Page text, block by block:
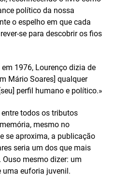
político da nossa
o espelho em que cada
se para descobrir os fios
1976, Lourenço dizia de
Mário Soares] qualquer
perfil humano e político.»
todos os tributos
mesmo no
se aproxima, a publicação
seria um dos que mais
mesmo dizer: um
euforia juvenil.